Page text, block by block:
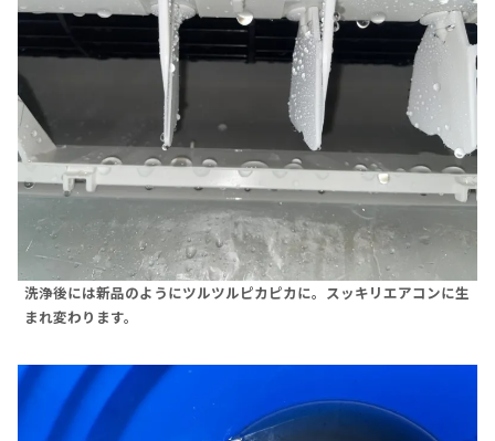
洗浄後には新品のようにツルツルピカピカに。スッキリエアコンに生
まれ変わります。